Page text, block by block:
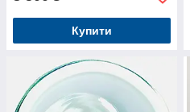
Купити